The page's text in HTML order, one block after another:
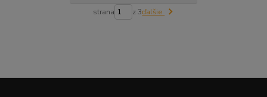
strana z 3ďalšie